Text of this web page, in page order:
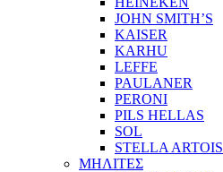
JOHN SMITH’S
KAISER
KARHU
LEFFE
PAULANER
PERONI
PILS HELLAS
SOL
STELLA ARTOIS
ΜΗΛΙΤΕΣ